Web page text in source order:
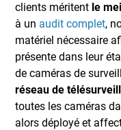
clients méritent le
à un audit complet,
matériel nécessaire
présente dans leur
de caméras de
réseau de
toutes les caméras
alors déployé et